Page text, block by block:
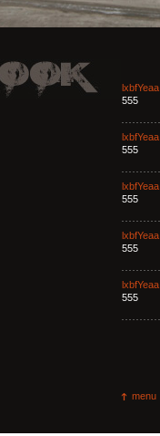
lxbfYeaa
555
lxbfYeaa
555
lxbfYeaa
555
lxbfYeaa
555
lxbfYeaa
555
menu